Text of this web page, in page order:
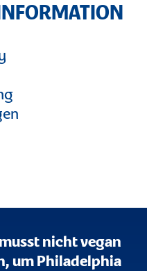
musst nicht vegan
um Philadelphia